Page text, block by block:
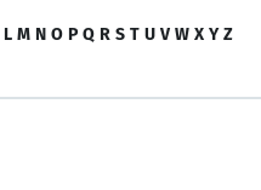
L M N O P Q R S T U V W X Y Z